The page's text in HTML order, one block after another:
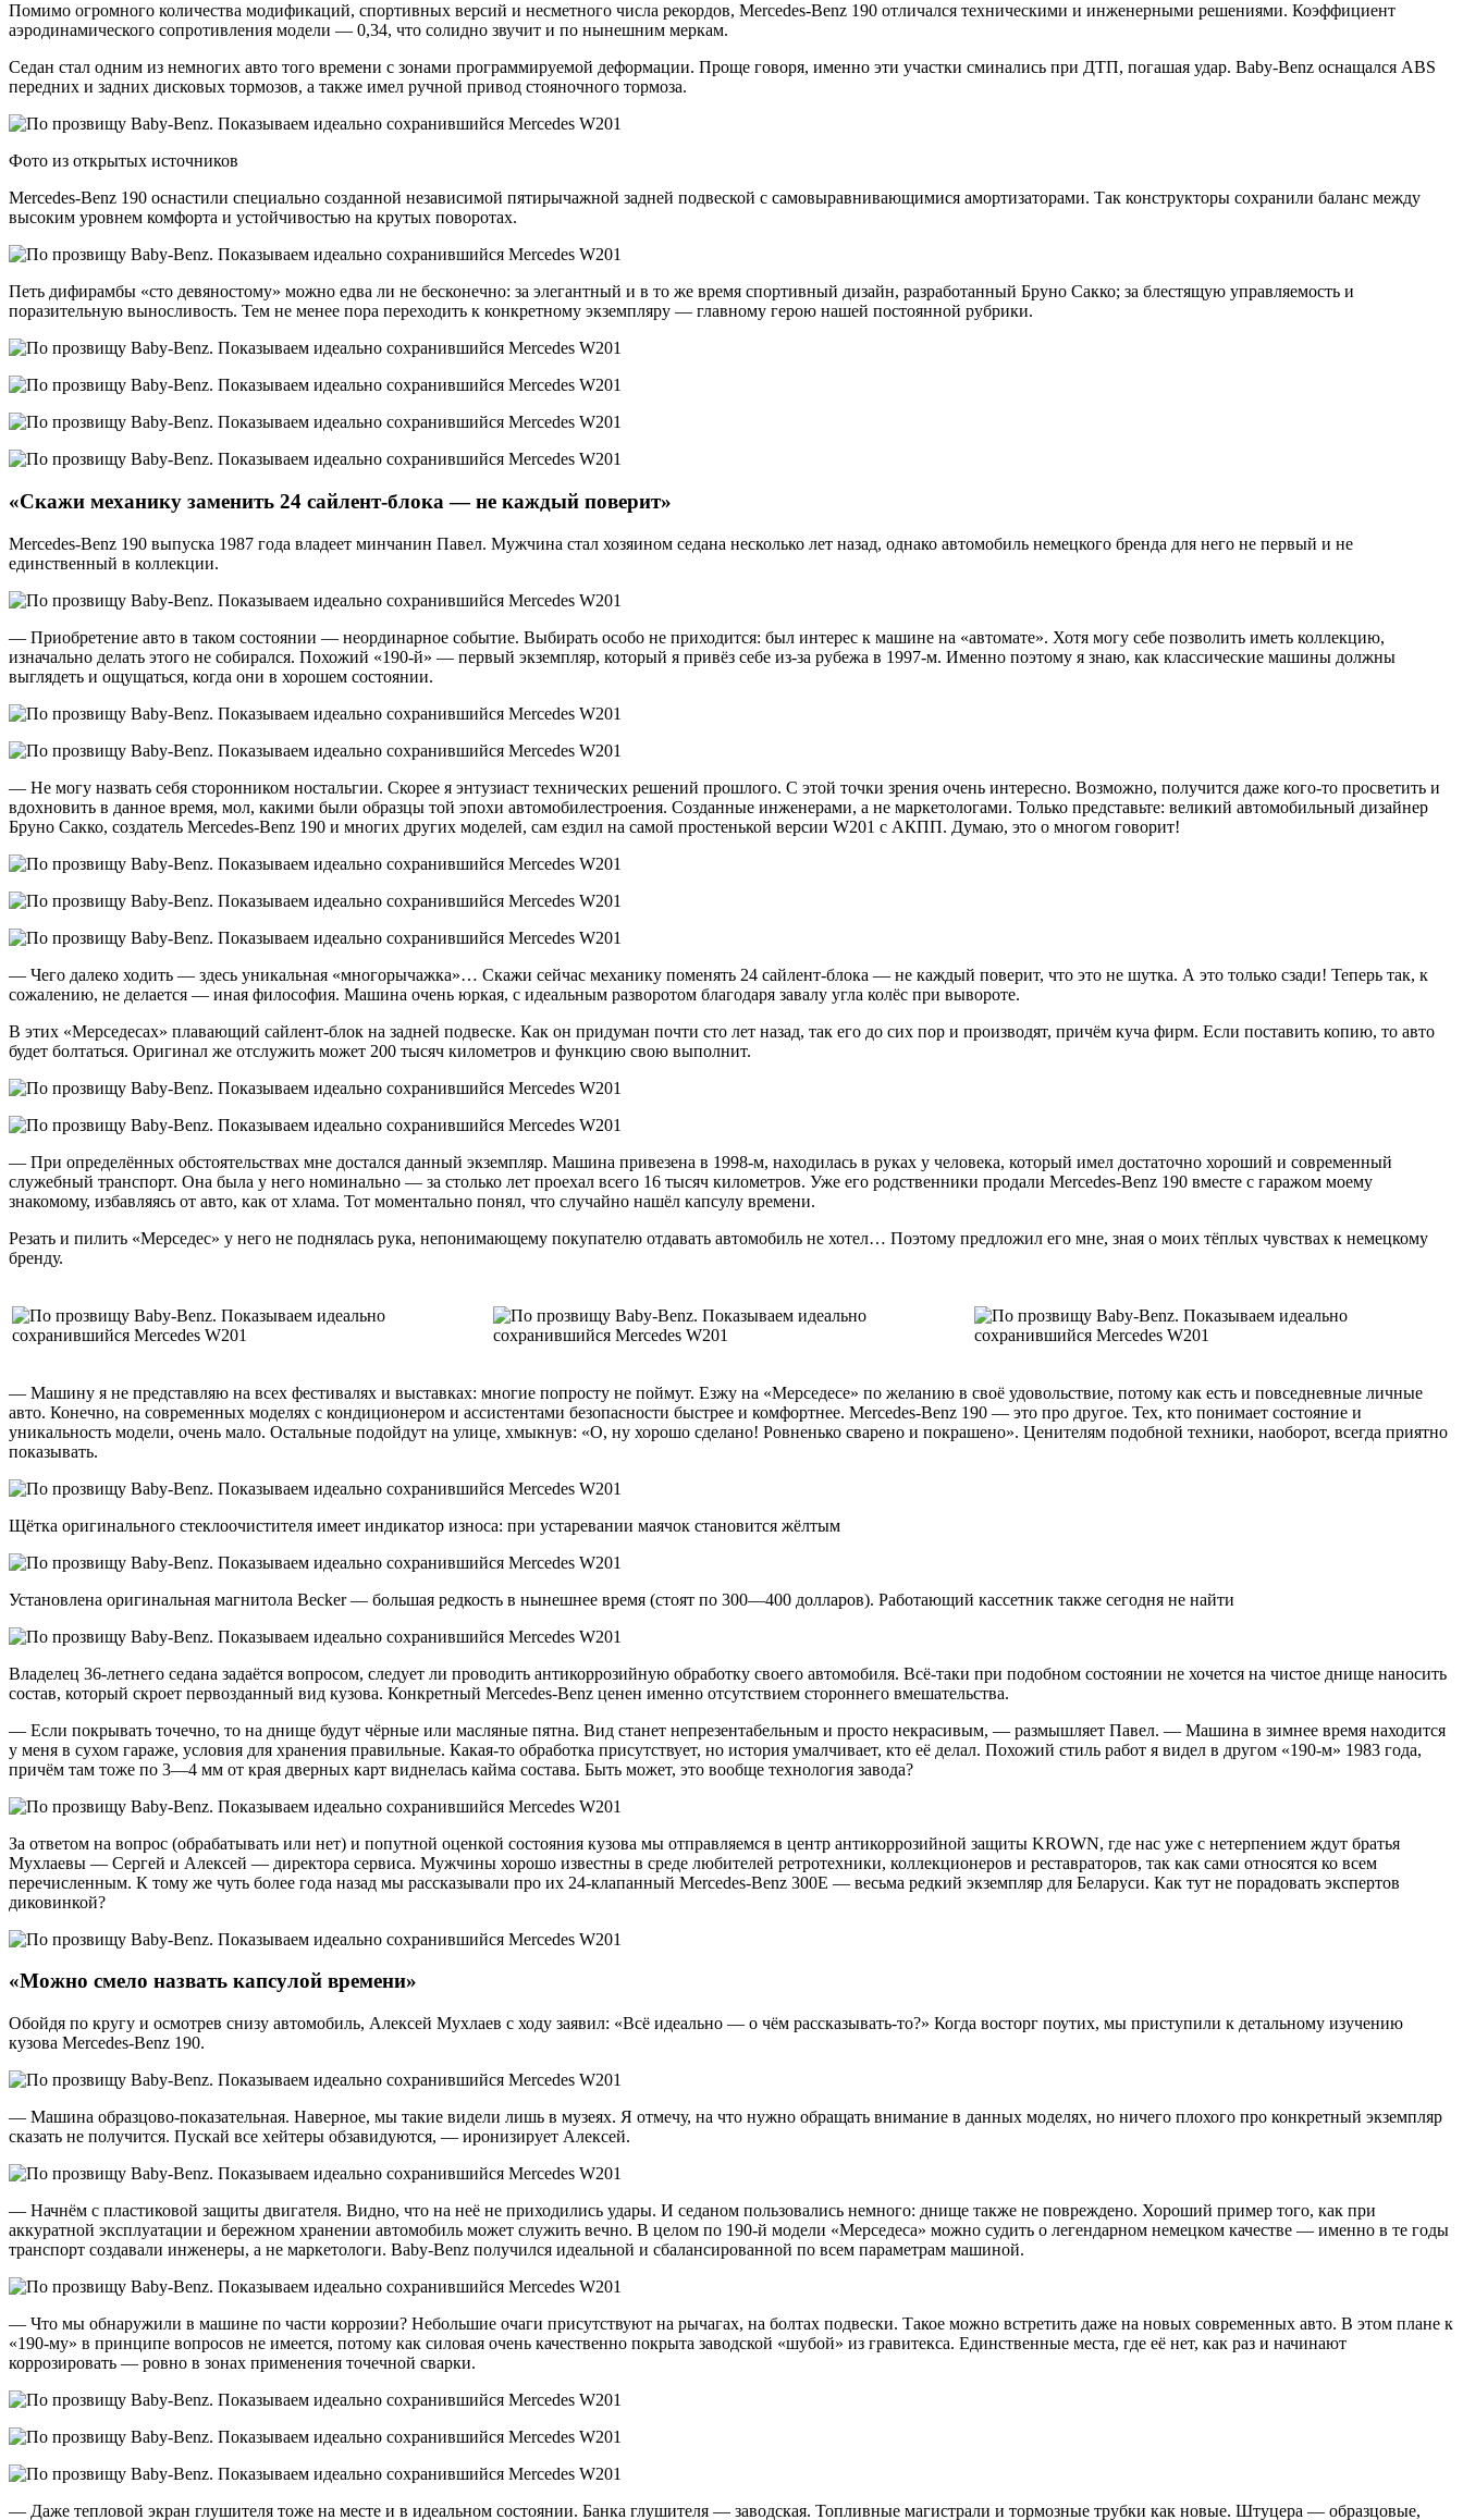
Помимо огромного количества модификаций, спортивных версий и несметного числа рекордов, Mercedes-Benz 190 отличался техническими и инженерными решениями. Коэффициент
аэродинамического сопротивления модели — 0,34, что солидно звучит и по нынешним меркам.
Седан стал одним из немногих авто того времени с зонами программируемой деформации. Проще говоря, именно эти участки сминались при ДТП, погашая удар. Baby-Benz оснащался ABS
передних и задних дисковых тормозов, а также имел ручной привод стояночного тормоза.
Фото из открытых источников
Mercedes-Benz 190 оснастили специально созданной независимой пятирычажной задней подвеской с самовыравнивающимися амортизаторами. Так конструкторы сохранили баланс между
высоким уровнем комфорта и устойчивостью на крутых поворотах.
Петь дифирамбы «сто девяностому» можно едва ли не бесконечно: за элегантный и в то же время спортивный дизайн, разработанный Бруно Сакко; за блестящую управляемость и
поразительную выносливость. Тем не менее пора переходить к конкретному экземпляру — главному герою нашей постоянной рубрики.
«Скажи механику заменить 24 сайлент-блока — не каждый поверит»
Mercedes-Benz 190 выпуска 1987 года владеет минчанин Павел. Мужчина стал хозяином седана несколько лет назад, однако автомобиль немецкого бренда для него не первый и не
единственный в коллекции.
— Приобретение авто в таком состоянии — неординарное событие. Выбирать особо не приходится: был интерес к машине на «автомате». Хотя могу себе позволить иметь коллекцию,
изначально делать этого не собирался. Похожий «190-й» — первый экземпляр, который я привёз себе из-за рубежа в 1997-м. Именно поэтому я знаю, как классические машины должны
выглядеть и ощущаться, когда они в хорошем состоянии.
— Не могу назвать себя сторонником ностальгии. Скорее я энтузиаст технических решений прошлого. С этой точки зрения очень интересно. Возможно, получится даже кого-то просветить и
вдохновить в данное время, мол, какими были образцы той эпохи автомобилестроения. Созданные инженерами, а не маркетологами. Только представьте: великий автомобильный дизайнер
Бруно Сакко, создатель Mercedes-Benz 190 и многих других моделей, сам ездил на самой простенькой версии W201 c АКПП. Думаю, это о многом говорит!
— Чего далеко ходить — здесь уникальная «многорычажка»… Скажи сейчас механику поменять 24 сайлент-блока — не каждый поверит, что это не шутка. А это только сзади! Теперь так, к
сожалению, не делается — иная философия. Машина очень юркая, с идеальным разворотом благодаря завалу угла колёс при вывороте.
В этих «Мерседесах» плавающий сайлент-блок на задней подвеске. Как он придуман почти сто лет назад, так его до сих пор и производят, причём куча фирм. Если поставить копию, то авто
будет болтаться. Оригинал же отслужить может 200 тысяч километров и функцию свою выполнит.
— При определённых обстоятельствах мне достался данный экземпляр. Машина привезена в 1998-м, находилась в руках у человека, который имел достаточно хороший и современный
служебный транспорт. Она была у него номинально — за столько лет проехал всего 16 тысяч километров. Уже его родственники продали Mercedes-Benz 190 вместе с гаражом моему
знакомому, избавляясь от авто, как от хлама. Тот моментально понял, что случайно нашёл капсулу времени.
Резать и пилить «Мерседес» у него не поднялась рука, непонимающему покупателю отдавать автомобиль не хотел… Поэтому предложил его мне, зная о моих тёплых чувствах к немецкому
бренду.
— Машину я не представляю на всех фестивалях и выставках: многие попросту не поймут. Езжу на «Мерседесе» по желанию в своё удовольствие, потому как есть и повседневные личные
авто. Конечно, на современных моделях с кондиционером и ассистентами безопасности быстрее и комфортнее. Mercedes-Benz 190 — это про другое. Тех, кто понимает состояние и
уникальность модели, очень мало. Остальные подойдут на улице, хмыкнув: «О, ну хорошо сделано! Ровненько сварено и покрашено». Ценителям подобной техники, наоборот, всегда приятно
показывать.
Щётка оригинального стеклоочистителя имеет индикатор износа: при устаревании маячок становится жёлтым
Установлена оригинальная магнитола Becker — большая редкость в нынешнее время (стоят по 300—400 долларов). Работающий кассетник также сегодня не найти
Владелец 36-летнего седана задаётся вопросом, следует ли проводить антикоррозийную обработку своего автомобиля. Всё-таки при подобном состоянии не хочется на чистое днище наносить
состав, который скроет первозданный вид кузова. Конкретный Mercedes-Benz ценен именно отсутствием стороннего вмешательства.
— Если покрывать точечно, то на днище будут чёрные или масляные пятна. Вид станет непрезентабельным и просто некрасивым, — размышляет Павел. — Машина в зимнее время находится
у меня в сухом гараже, условия для хранения правильные. Какая-то обработка присутствует, но история умалчивает, кто её делал. Похожий стиль работ я видел в другом «190-м» 1983 года,
причём там тоже по 3—4 мм от края дверных карт виднелась кайма состава. Быть может, это вообще технология завода?
За ответом на вопрос (обрабатывать или нет) и попутной оценкой состояния кузова мы отправляемся в центр антикоррозийной защиты KROWN, где нас уже с нетерпением ждут братья
Мухлаевы — Сергей и Алексей — директора сервиса. Мужчины хорошо известны в среде любителей ретротехники, коллекционеров и реставраторов, так как сами относятся ко всем
перечисленным. К тому же чуть более года назад мы рассказывали про их 24-клапанный Mercedes-Benz 300E — весьма редкий экземпляр для Беларуси. Как тут не порадовать экспертов
диковинкой?
«Можно смело назвать капсулой времени»
Обойдя по кругу и осмотрев снизу автомобиль, Алексей Мухлаев с ходу заявил: «Всё идеально — о чём рассказывать-то?» Когда восторг поутих, мы приступили к детальному изучению
кузова Mercedes-Benz 190.
— Машина образцово-показательная. Наверное, мы такие видели лишь в музеях. Я отмечу, на что нужно обращать внимание в данных моделях, но ничего плохого про конкретный экземпляр
сказать не получится. Пускай все хейтеры обзавидуются, — иронизирует Алексей.
— Начнём с пластиковой защиты двигателя. Видно, что на неё не приходились удары. И седаном пользовались немного: днище также не повреждено. Хороший пример того, как при
аккуратной эксплуатации и бережном хранении автомобиль может служить вечно. В целом по 190-й модели «Мерседеса» можно судить о легендарном немецком качестве — именно в те годы
транспорт создавали инженеры, а не маркетологи. Baby-Benz получился идеальной и сбалансированной по всем параметрам машиной.
— Что мы обнаружили в машине по части коррозии? Небольшие очаги присутствуют на рычагах, на болтах подвески. Такое можно встретить даже на новых современных авто. В этом плане к
«190-му» в принципе вопросов не имеется, потому как силовая очень качественно покрыта заводской «шубой» из гравитекса. Единственные места, где её нет, как раз и начинают
коррозировать — ровно в зонах применения точечной сварки.
— Даже тепловой экран глушителя тоже на месте и в идеальном состоянии. Банка глушителя — заводская. Топливные магистрали и тормозные трубки как новые. Штуцера — образцовые,